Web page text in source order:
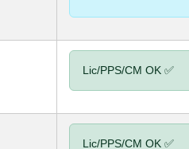
Lic/PPS/CM OK ✅
Lic/PPS/CM OK ✅